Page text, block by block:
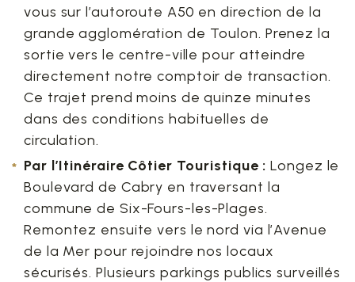
vous sur l’autoroute A50 en direction de la
grande agglomération de Toulon. Prenez la
sortie vers le centre-ville pour atteindre
directement notre comptoir de transaction.
Ce trajet prend moins de quinze minutes
dans des conditions habituelles de
circulation.
Par l’Itinéraire Côtier Touristique : Longez le
Boulevard de Cabry en traversant la
commune de Six-Fours-les-Plages.
Remontez ensuite vers le nord via l’Avenue
de la Mer pour rejoindre nos locaux
sécurisés. Plusieurs parkings publics surveillés